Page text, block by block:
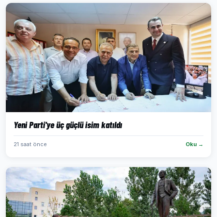
Yeni Parti'ye üç güçlü isim katıldı
21 saat önce Oku →